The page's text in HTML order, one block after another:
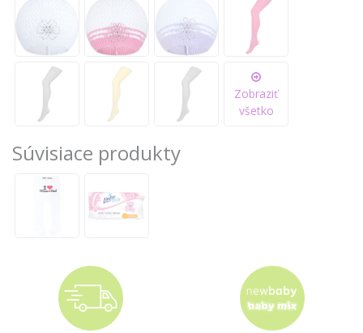
Zobraziť
všetko
Súvisiace produkty